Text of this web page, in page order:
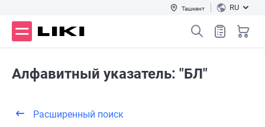
Ташкент RU
Алфавитный указатель: "БЛ"
Расширенный поиск